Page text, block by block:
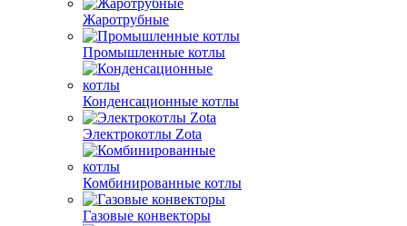
Жаротрубные
Промышленные котлы
Конденсационные котлы
Электрокотлы Zota
Комбинированные котлы
Газовые конвекторы